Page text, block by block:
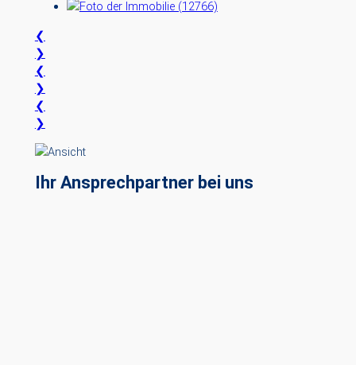
❮
❯
❮
❯
❮
❯
Ihr Ansprechpartner bei uns